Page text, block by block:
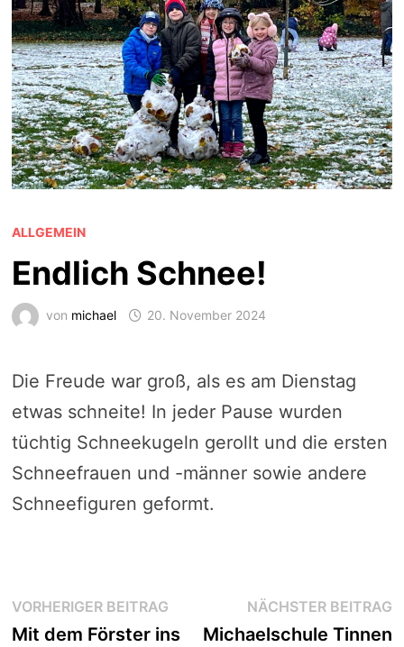
ALLGEMEIN
Endlich Schnee!
von michael 20. November 2024
Die Freude war groß, als es am Dienstag
etwas schneite! In jeder Pause wurden
tüchtig Schneekugeln gerollt und die ersten
Schneefrauen und -männer sowie andere
Schneefiguren geformt.
Beitragsnavigation
VORHERIGER BEITRAGVorheriger
Beitrag:
Mit dem Förster ins
NÄCHSTER BEITRAG
Michaelschule Tinnen